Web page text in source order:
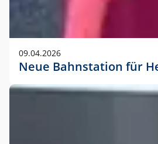
09.04.2026
Neue Bahnstation für